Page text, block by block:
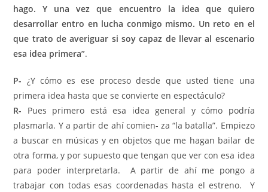
hago. Y una vez que encuentro la idea que quiero
desarrollar entro en lucha conmigo mismo. Un reto en el
que trato de averiguar si soy capaz de llevar al escenario
esa idea primera”.
P- ¿Y cómo es ese proceso desde que usted tiene una
primera idea hasta que se convierte en espectáculo?
R- Pues primero está esa idea general y cómo podría
plasmarla. Y a partir de ahí comien- za “la batalla”. Empiezo
a buscar en músicas y en objetos que me hagan bailar de
otra forma, y por supuesto que tengan que ver con esa idea
para poder interpretarla. A partir de ahí me pongo a
trabajar con todas esas coordenadas hasta el estreno. Y